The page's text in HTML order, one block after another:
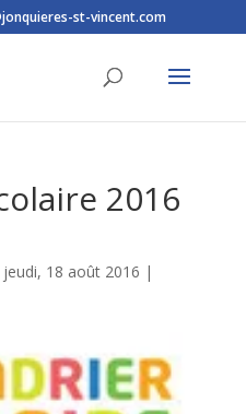
st-vincent.com
2016
jeudi, 18 août 2016 |